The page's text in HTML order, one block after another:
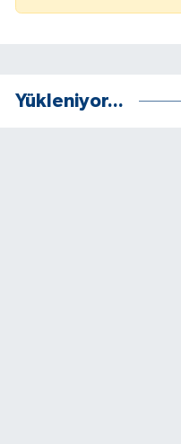
Yükleniyor...